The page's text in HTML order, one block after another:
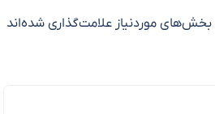
بخش‌های موردنیاز علامت‌گذاری شده‌اند